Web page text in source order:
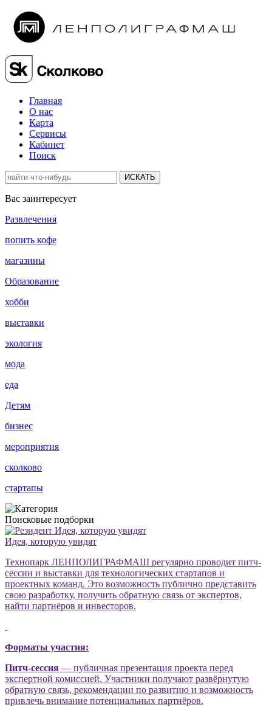
Главная
О нас
Карта
Сервисы
Кабинет
Поиск
ИСКАТЬ
Вас заинтересует
Развлечения
попить кофе
магазины
Образование
хобби
выставки
экология
мода
еда
Детям
бизнес
мероприятия
сколково
стартапы
Поисковые подборки
Идея, которую увидят
Технопарк ЛЕНПОЛИГРАФМАШ регулярно проводит питч-
сессии и выставки для технологических стартапов и
проектных команд. Это возможность публично представить
свою разработку, получить обратную связь от экспертов,
найти партнёров и инвесторов.
Форматы участия:
Питч-сессия — публичная презентация проекта перед
экспертной комиссией. Участники получают развёрнутую
обратную связь, рекомендации по развитию и возможность
привлечь внимание потенциальных партнёров.